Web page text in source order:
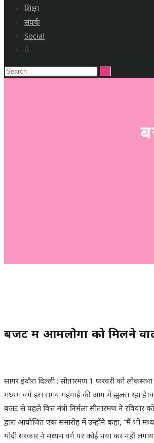
शिक्षा
संपर्क
Social
बजट में आमलोगों को मिलने
सागर इंदौरा दिल्ली : सीतारमण 1 फरवरी को
मध्यम वर्ग इस समय महंगाई की आग में झुलस रहा
बजट से पहले वित्त मंत्री निर्मला सीतारमण ने
द्वारा आयोजित एक समारोह में उन्होंने कहा, “मैं भी
मोदी सरकार ने मध्यम वर्ग पर कोई नया कर नहीं